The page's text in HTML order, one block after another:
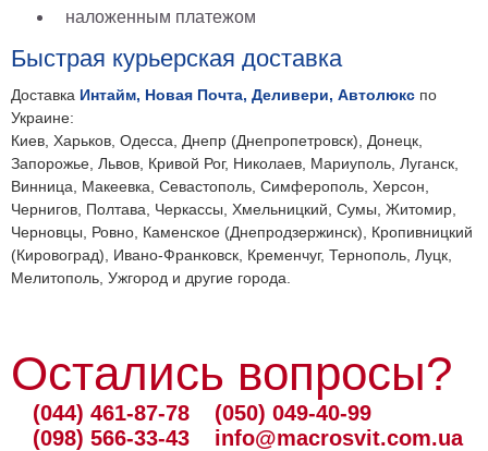
наложенным платежом
Быстрая курьерская доставка
Доставка Интайм, Новая Почта, Деливери, Автолюкс по
Украине:
Киев, Харьков, Одесса, Днепр (Днепропетровск), Донецк,
Запорожье, Львов, Кривой Рог, Николаев, Мариуполь, Луганск,
Винница, Макеевка, Севастополь, Симферополь, Херсон,
Чернигов, Полтава, Черкассы, Хмельницкий, Сумы, Житомир,
Черновцы, Ровно, Каменское (Днепродзержинск), Кропивницкий
(Кировоград), Ивано-Франковск, Кременчуг, Тернополь, Луцк,
Мелитополь, Ужгород и другие города.
Остались вопросы?
(044) 461-87-78
(098) 566-33-43
(050) 049-40-99
info@macrosvit.com.ua